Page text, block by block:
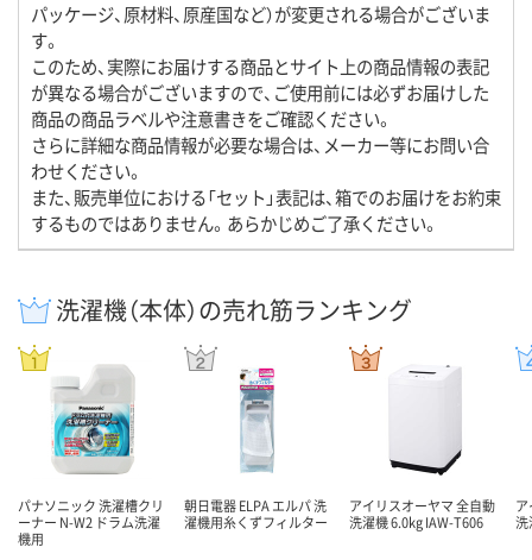
パッケージ、原材料、原産国など）が変更される場合がございま
す。
このため、実際にお届けする商品とサイト上の商品情報の表記
が異なる場合がございますので、ご使用前には必ずお届けした
商品の商品ラベルや注意書きをご確認ください。
さらに詳細な商品情報が必要な場合は、メーカー等にお問い合
わせください。
また、販売単位における「セット」表記は、箱でのお届けをお約束
するものではありません。あらかじめご了承ください。
洗濯機（本体）の売れ筋ランキング
パナソニック 洗濯槽クリ
ーナー N-W2 ドラム洗濯
機用
朝日電器 ELPA エルパ 洗
濯機用糸くずフィルター
アイリスオーヤマ 全自動
洗濯機 6.0kg IAW-T606
洗